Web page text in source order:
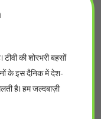
की शोरभरी बहसों
के इस दैनिक में देश-
है। हम जल्दबाज़ी